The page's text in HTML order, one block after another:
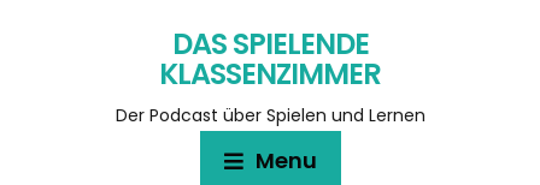
DAS SPIELENDE
KLASSENZIMMER
Der Podcast über Spielen und Lernen
Menu